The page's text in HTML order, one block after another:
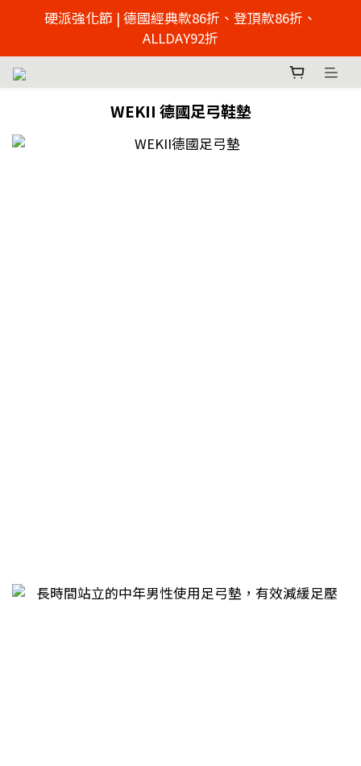
2026父親節慶 硬派強化節  | 來店免費足壓檢測 >> 點擊
了解
硬派強化節 | 德國經典款86折、登頂款86折、
ALLDAY92折
2026父親節慶 硬派強化節  | 來店免費足壓檢測 >> 點擊
了解
WEKII 德國足弓鞋墊